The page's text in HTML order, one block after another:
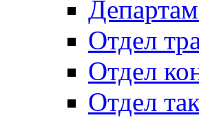
Отдел
Отдел
Отдел